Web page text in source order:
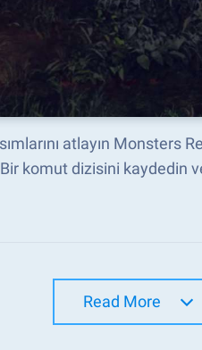
atlayın
Bir komut dizisini kaydedin
Read More